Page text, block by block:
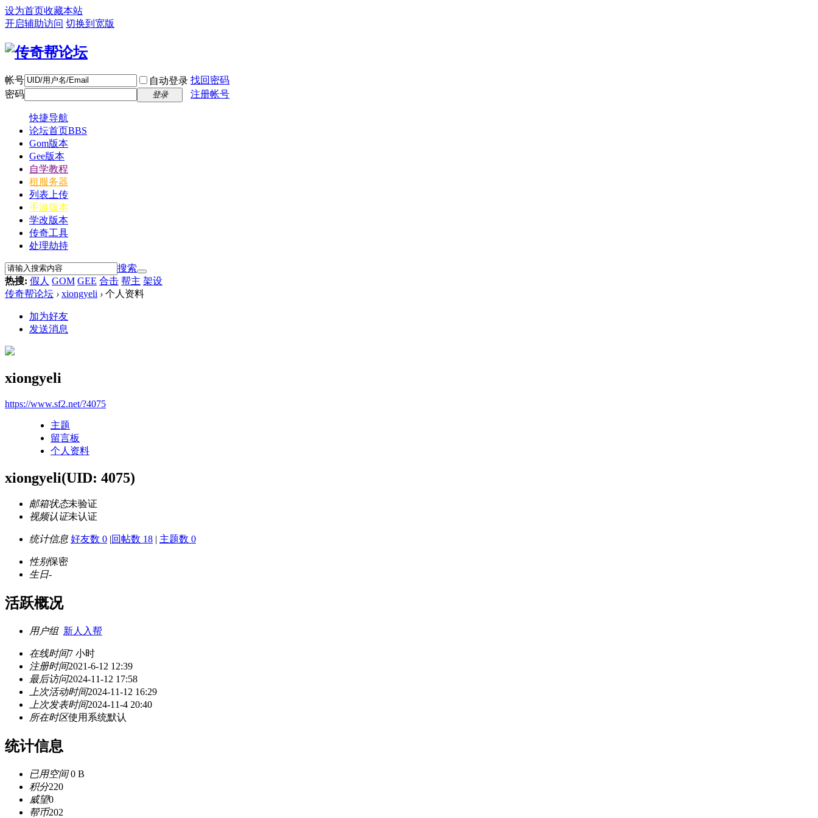
设为首页收藏本站
开启辅助访问 切换到宽版
帐号 自动登录 找回密码
密码
登录 注册帐号
快捷导航
论坛首页BBS
Gom版本
Gee版本
自学教程
租服务器
列表上传
手游版本
学改版本
传奇工具
处理劫持
搜索
热搜: 假人 GOM GEE 合击 帮主 架设
传奇帮论坛 › xiongyeli › 个人资料
加为好友
发送消息
xiongyeli
https://www.sf2.net/?4075
主题
留言板
个人资料
xiongyeli(UID: 4075)
邮箱状态未验证
视频认证未认证
统计信息 好友数 0 |回帖数 18 | 主题数 0
性别保密
生日-
活跃概况
用户组 新人入帮
在线时间7 小时
注册时间2021-6-12 12:39
最后访问2024-11-12 17:58
上次活动时间2024-11-12 16:29
上次发表时间2024-11-4 20:40
所在时区使用系统默认
统计信息
已用空间0 B
积分220
威望0
帮币202